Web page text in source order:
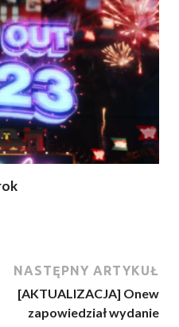
NASTĘPNY ARTYKUŁ
[AKTUALIZACJA] Onew
zapowiedział wydanie